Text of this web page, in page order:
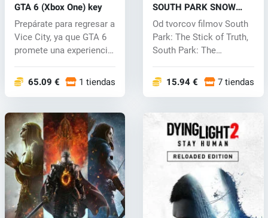
GTA 6 (Xbox One) key
Prepárate para regresar a
Vice City, ya que GTA 6
promete una experiencia
65.09 € 1 tiendas
SOUTH PARK SNOW
DAY! (Xbox One) key
Od tvorcov filmov South
Park: The Stick of Truth,
South Park: The
15.94 € 7 tiendas